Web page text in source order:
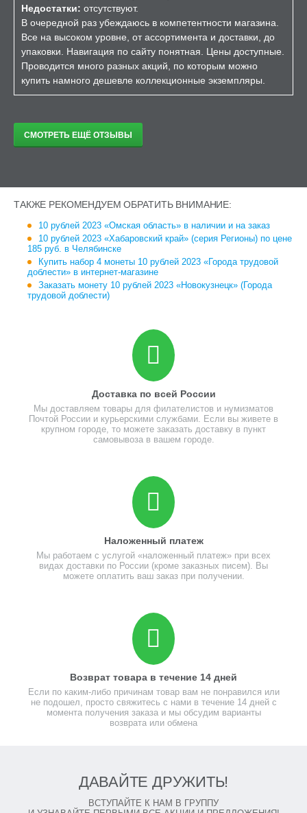
Недостатки: отсутствуют.
В очередной раз убеждаюсь в компетентности магазина.
Все на высоком уровне, от ассортимента и доставки, до
упаковки. Навигация по сайту понятная. Цены доступные.
Проводится много разных акций, по которым можно
купить намного дешевле коллекционные экземпляры.
СМОТРЕТЬ ЕЩЁ ОТЗЫВЫ
ТАКЖЕ РЕКОМЕНДУЕМ ОБРАТИТЬ ВНИМАНИЕ:
10 рублей 2023 «Омская область» в наличии и на заказ
10 рублей 2023 «Хабаровский край» (серия Регионы) по цене
185 руб. в Челябинске
Купить набор 4 монеты 10 рублей 2023 «Города трудовой
доблести» в интернет-магазине
Заказать монету 10 рублей 2023 «Новокузнецк» (Города
трудовой доблести)
Доставка по всей России
Мы доставляем товары для филателистов и нумизматов
Почтой России и курьерскими службами. Если вы живете в
крупном городе, то можете заказать доставку в пункт
самовывоза в вашем городе.
Наложенный платеж
Мы работаем с услугой «наложенный платеж» при всех
видах доставки по России (кроме заказных писем). Вы
можете оплатить ваш заказ при получении.
Возврат товара в течение 14 дней
Если по каким-либо причинам товар вам не понравился или
не подошел, просто свяжитесь с нами в течение 14 дней с
момента получения заказа и мы обсудим варианты
возврата или обмена
ДАВАЙТЕ ДРУЖИТЬ!
ВСТУПАЙТЕ К НАМ В ГРУППУ